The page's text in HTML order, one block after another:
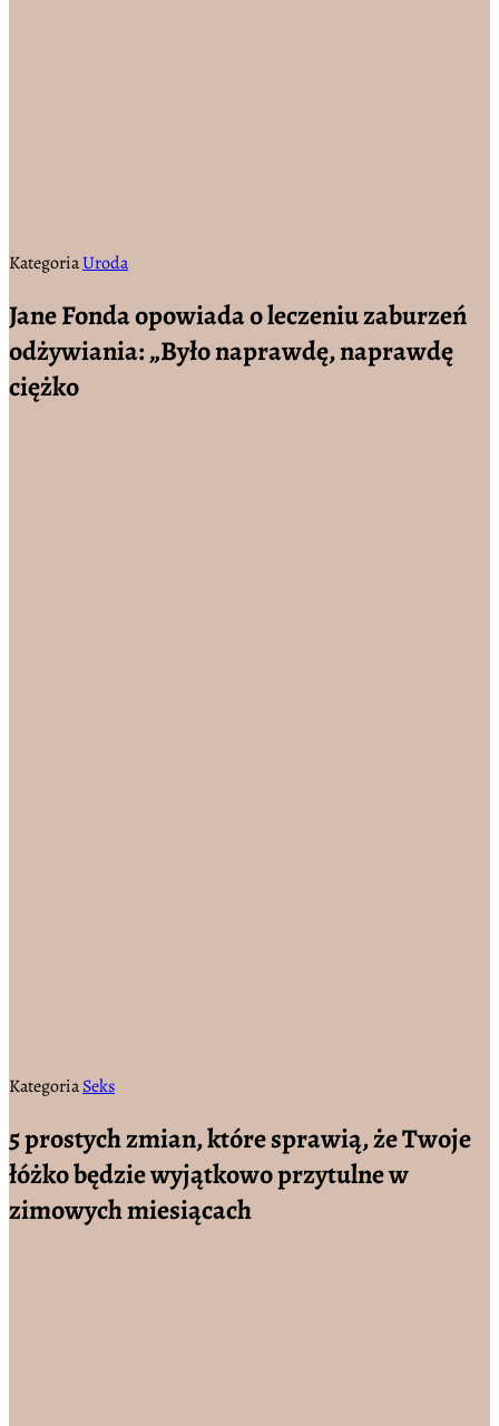
KategoriaUroda
Jane Fonda opowiada o leczeniu zaburzeń
odżywiania: „Było naprawdę, naprawdę
ciężko
KategoriaSeks
5 prostych zmian, które sprawią, że Twoje
łóżko będzie wyjątkowo przytulne w
zimowych miesiącach